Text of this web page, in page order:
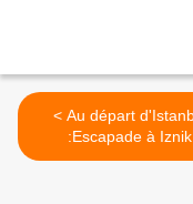
< Au départ d'Istanbul
:Escapade à Iznik